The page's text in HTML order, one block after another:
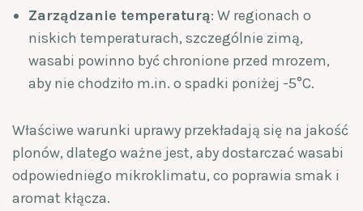
Zarządzanie temperaturą: W regionach o
niskich temperaturach, szczególnie zimą,
wasabi powinno być chronione przed mrozem,
aby nie chodziło m.in. o spadki poniżej -5°C.
Właściwe warunki uprawy przekładają się na jakość
plonów, dlatego ważne jest, aby dostarczać wasabi
odpowiedniego mikroklimatu, co poprawia smak i
aromat kłącza.